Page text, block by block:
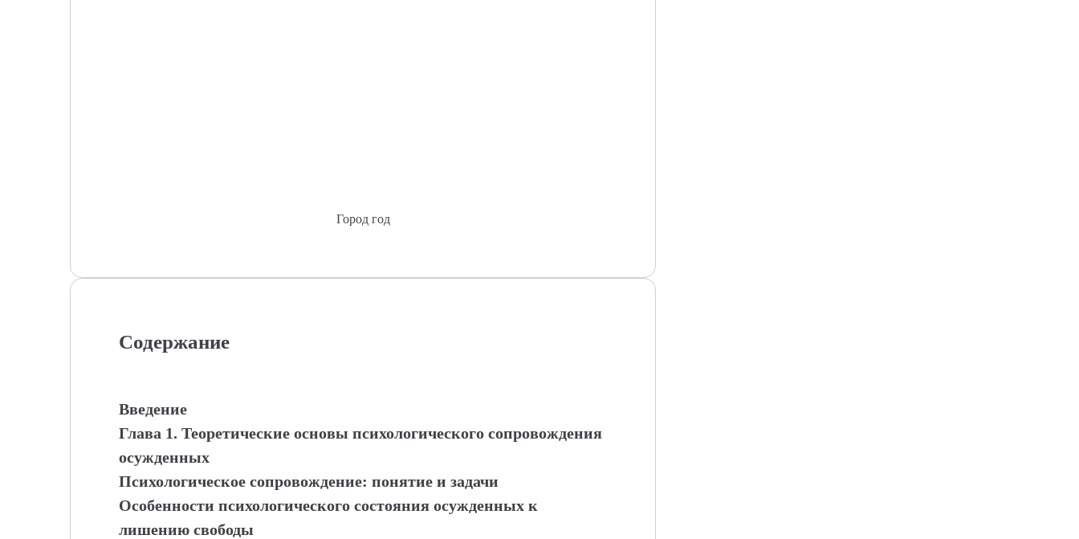
Город год
Содержание
Введение
Глава 1. Теоретические основы психологического сопровождения
осужденных
Психологическое сопровождение: понятие и задачи
Особенности психологического состояния осужденных к
лишению свободы